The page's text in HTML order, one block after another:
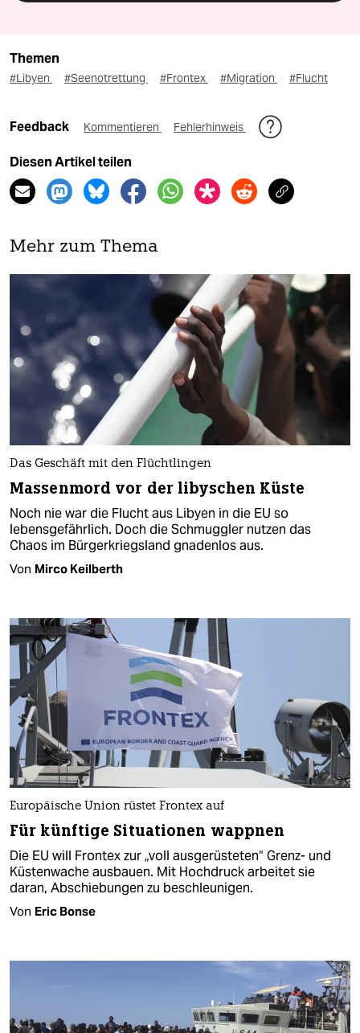
Themen
#Libyen #Seenotrettung #Frontex #Migration #Flucht
Feedback Kommentieren Fehlerhinweis
Diesen Artikel teilen
Mehr zum Thema
Das Geschäft mit den Flüchtlingen
Massenmord vor der libyschen Küste
Noch nie war die Flucht aus Libyen in die EU so
lebensgefährlich. Doch die Schmuggler nutzen das
Chaos im Bürgerkriegsland gnadenlos aus.
Von Mirco Keilberth
Europäische Union rüstet Frontex auf
Für künftige Situationen wappnen
Die EU will Frontex zur „voll ausgerüsteten“ Grenz- und
Küstenwache ausbauen. Mit Hochdruck arbeitet sie
daran, Abschiebungen zu beschleunigen.
Von Eric Bonse